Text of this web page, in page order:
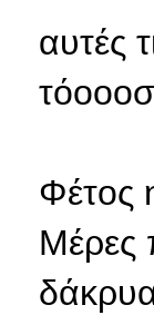
αυτές
Φέτος
Μέρες